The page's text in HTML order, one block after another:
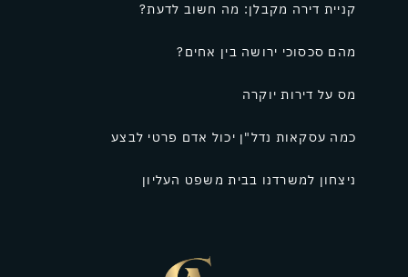
קניית דירה מקבלן: מה חשוב לדעת?
מהם סכסוכי ירושה בין אחים?
מס על דירות יוקרה
כמה עסקאות נדל"ן יכול אדם פרטי לבצע
ניצחון למשרדנו בבית משפט העליון